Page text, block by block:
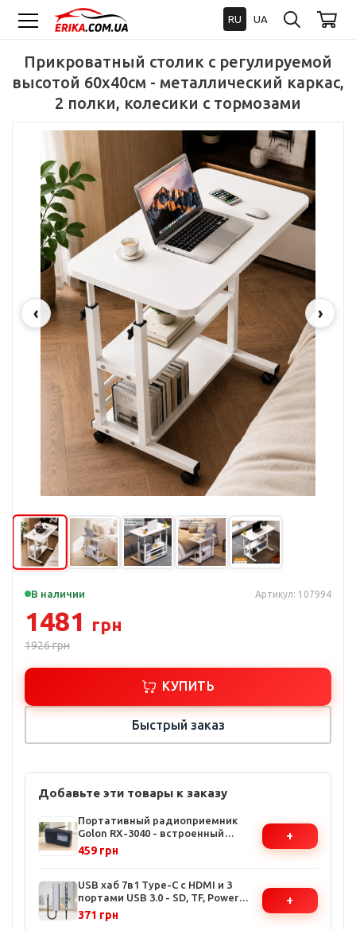
RU UA
Прикроватный столик с регулируемой
высотой 60x40см - металлический каркас,
2 полки, колесики с тормозами
‹ ›
В наличии Артикул: 107994
1481 грн
1926грн
КУПИТЬ
Быстрый заказ
Добавьте эти товары к заказу
Портативный радиоприемник
Golon RX-3040 - встроенный
аккумулятор, поддержка
FM/AM/SW, аналоговая настройка,
459 грн
+
USB хаб 7в1 Type-C с HDMI и 3
портами USB 3.0 - SD, TF, Power
Delivery, алюминиевый корпус
371 грн
+